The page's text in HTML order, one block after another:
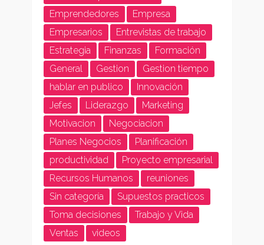
Emprendedores
Empresa
Empresarios
Entrevistas de trabajo
Estrategia
Finanzas
Formación
General
Gestion
Gestion tiempo
hablar en publico
Innovación
Jefes
Liderazgo
Marketing
Motivacion
Negociacion
Planes Negocios
Planificación
productividad
Proyecto empresarial
Recursos Humanos
reuniones
Sin categoría
Supuestos practicos
Toma decisiones
Trabajo y Vida
Ventas
videos